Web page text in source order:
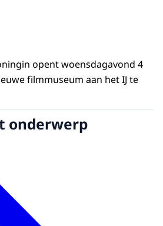
opent woensdagavond 4
filmmuseum aan het IJ te
onderwerp